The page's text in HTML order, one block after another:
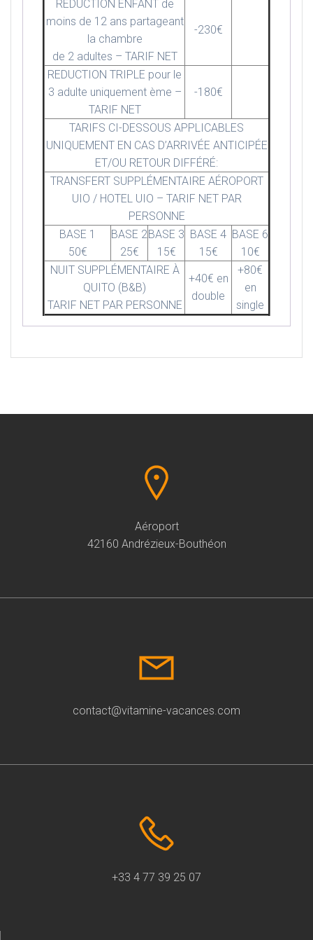
REDUCTION ENFANT de
moins de 12 ans partageant
la chambre
de 2 adultes – TARIF NET
-230€
REDUCTION TRIPLE pour le
3 adulte uniquement ème –
TARIF NET
-180€
TARIFS CI-DESSOUS APPLICABLES
UNIQUEMENT EN CAS D’ARRIVÉE ANTICIPÉE
ET/OU RETOUR DIFFÉRÉ:
TRANSFERT SUPPLÉMENTAIRE AÉROPORT
UIO / HOTEL UIO – TARIF NET PAR
PERSONNE
BASE 1
50€
BASE 2
25€
BASE 3
15€
BASE 4
15€
BASE 6
10€
NUIT SUPPLÉMENTAIRE À
QUITO (B&B)
TARIF NET PAR PERSONNE
+40€ en
double
+80€
en
single
Aéroport
42160 Andrézieux-Bouthéon
contact@vitamine-vacances.com
+33 4 77 39 25 07